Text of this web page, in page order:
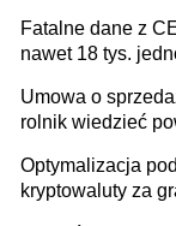
Fatalne dane z
nawet 18 tys.
Umowa o
rolnik wiedzieć
Optymalizacja
kryptowaluty za